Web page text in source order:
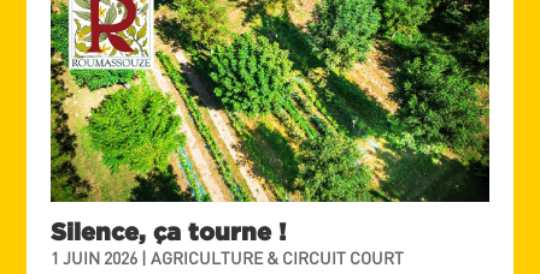
Silence, ça tourne !
1 JUIN 2026 |AGRICULTURE & CIRCUIT COURT